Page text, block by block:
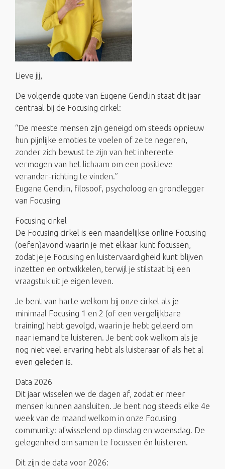
Lieve jij,
De volgende quote van Eugene Gendlin staat dit jaar
centraal bij de Focusing cirkel:
“De meeste mensen zijn geneigd om steeds opnieuw
hun pijnlijke emoties te voelen of ze te negeren,
zonder zich bewust te zijn van het inherente
vermogen van het lichaam om een positieve
verander-richting te vinden.”
Eugene Gendlin, filosoof, psycholoog en grondlegger
van Focusing
Focusing cirkel
De Focusing cirkel is een maandelijkse online Focusing
(oefen)avond waarin je met elkaar kunt focussen,
zodat je je Focusing en luistervaardigheid kunt blijven
inzetten en ontwikkelen, terwijl je stilstaat bij een
vraagstuk uit je eigen leven.
Je bent van harte welkom bij onze cirkel als je
minimaal Focusing 1 en 2 (of een vergelijkbare
training) hebt gevolgd, waarin je hebt geleerd om
naar iemand te luisteren. Je bent ook welkom als je
nog niet veel ervaring hebt als luisteraar of als het al
even geleden is.
Data 2026
Dit jaar wisselen we de dagen af, zodat er meer
mensen kunnen aansluiten. Je bent nog steeds elke 4e
week van de maand welkom in onze Focusing
community: afwisselend op dinsdag en woensdag. De
gelegenheid om samen te focussen én luisteren.
Dit zijn de data voor 2026: